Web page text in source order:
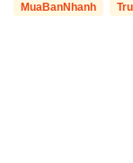
MuaBanNhanh